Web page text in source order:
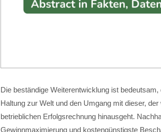
Die beständige Weiterentwicklung ist
Haltung zur Welt und den Umgang mit dieser,
betrieblichen Erfolgsrechnung hinausgeht.
Gewinnmaximierung und kostengünstigste